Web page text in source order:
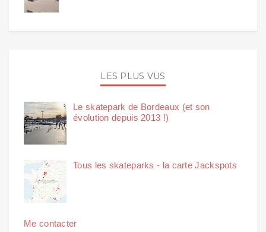
LES PLUS VUS
Le skatepark de Bordeaux (et son
évolution depuis 2013 !)
Tous les skateparks - la carte Jackspots
Me contacter